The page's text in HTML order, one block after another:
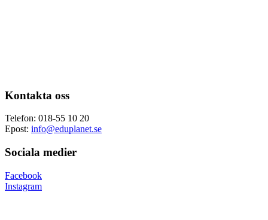
Kontakta oss
Telefon: 018-55 10 20
Epost: info@eduplanet.se
Sociala medier
Facebook
Instagram